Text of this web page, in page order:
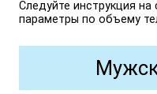
Следуйте инструкция
параметры по объему